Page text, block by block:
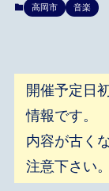
高岡市 音楽
開催予定日
情報です。
内容が古く
注意下さい。